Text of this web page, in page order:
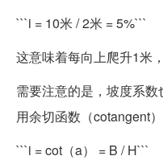
```i = 10米 / 2米 = 5%```
这意味着每向上爬升1米
需要注意的是，坡度系
用余切函数（cotangent）
```i = cot（a） = B / H```